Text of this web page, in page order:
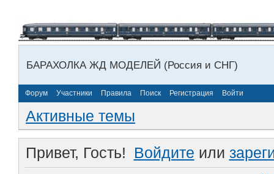
БАРАХОЛКА ЖД МОДЕЛЕЙ (Россия и СНГ)
Форум Участники Правила Поиск Регистрация Войти
Активные темы
Привет, Гость! Войдите или